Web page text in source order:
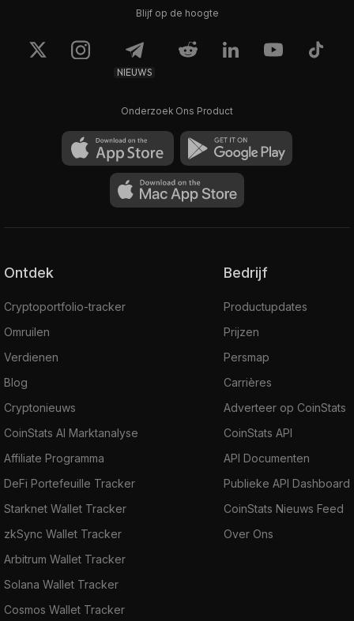
Blijf op de hoogte
NIEUWS
Onderzoek Ons Product
Ontdek
Cryptoportfolio-tracker
Omruilen
Verdienen
Blog
Cryptonieuws
CoinStats AI Marktanalyse
Affiliate Programma
DeFi Portefeuille Tracker
Starknet Wallet Tracker
zkSync Wallet Tracker
Arbitrum Wallet Tracker
Solana Wallet Tracker
Cosmos Wallet Tracker
Bedrijf
Productupdates
Prijzen
Persmap
Carrières
Adverteer op CoinStats
CoinStats API
API Documenten
Publieke API Dashboard
CoinStats Nieuws Feed
Over Ons